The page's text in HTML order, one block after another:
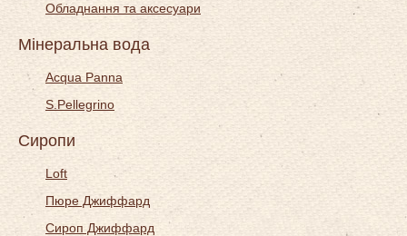
Обладнання та аксесуари
Мінеральна вода
Acqua Panna
S.Pellegrino
Сиропи
Loft
Пюре Джиффард
Сироп Джиффард